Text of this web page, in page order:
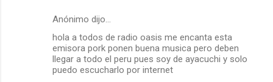
Anónimo dijo…
hola a todos de radio oasis me encanta esta
emisora pork ponen buena musica pero deben
llegar a todo el peru pues soy de ayacuchi y solo
puedo escucharlo por internet